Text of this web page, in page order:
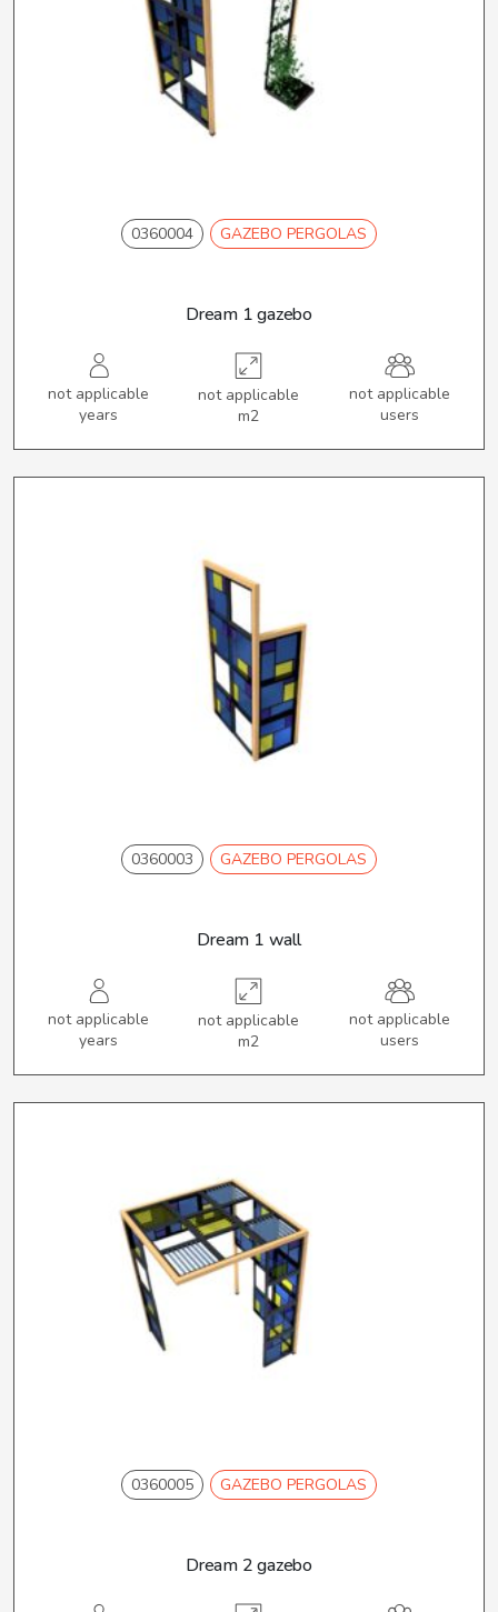
0360004 GAZEBO PERGOLAS
Dream 1 gazebo
not applicable
years
not applicable
m2
not applicable
users
0360003 GAZEBO PERGOLAS
Dream 1 wall
not applicable
years
not applicable
m2
not applicable
users
0360005 GAZEBO PERGOLAS
Dream 2 gazebo